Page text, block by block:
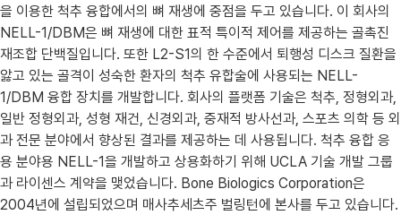
을 이용한 척추 융합에서의 뼈 재생에 중점을 두고 있습니다. 이 회사의
NELL-1/DBM은 뼈 재생에 대한 표적 특이적 제어를 제공하는 골촉진
재조합 단백질입니다. 또한 L2-S1의 한 수준에서 퇴행성 디스크 질환을
앓고 있는 골격이 성숙한 환자의 척추 유합술에 사용되는 NELL-
1/DBM 융합 장치를 개발합니다. 회사의 플랫폼 기술은 척추, 정형외과,
일반 정형외과, 성형 재건, 신경외과, 중재적 방사선과, 스포츠 의학 등 외
과 전문 분야에서 향상된 결과를 제공하는 데 사용됩니다. 척추 융합 응
용 분야용 NELL-1을 개발하고 상용화하기 위해 UCLA 기술 개발 그룹
과 라이센스 계약을 맺었습니다. Bone Biologics Corporation은
2004년에 설립되었으며 매사추세츠주 벌링턴에 본사를 두고 있습니다.